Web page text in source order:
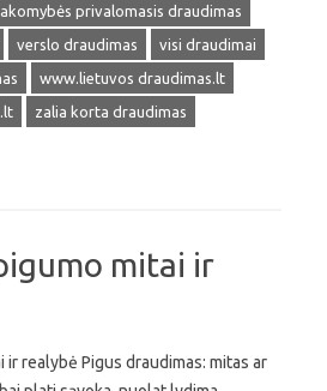
privalomasis draudimas
verslo draudimas
visi draudimai
www.lietuvos draudimas.lt
zalia korta draudimas
mitai ir
ir realybė Pigus draudimas: mitas ar